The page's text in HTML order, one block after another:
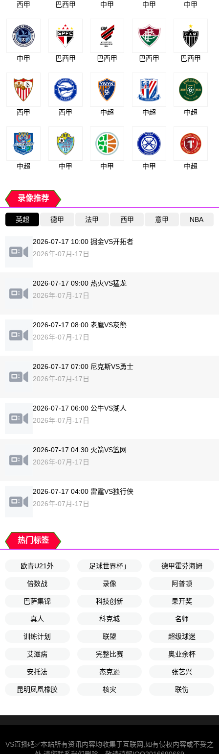
西甲 巴西甲 中甲 中甲 中甲
中甲 巴西甲 巴西甲 巴西甲 巴西甲
西甲 西甲 中超 中超 中超
中超 中甲 中甲 中甲 中超
录像推荐
英超 德甲 法甲 西甲 意甲 NBA
2026-07-17 10:00 掘金VS开拓者
2026年-07月-17日
2026-07-17 09:00 热火VS猛龙
2026年-07月-17日
2026-07-17 08:00 老鹰VS灰熊
2026年-07月-17日
2026-07-17 07:00 尼克斯VS勇士
2026年-07月-17日
2026-07-17 06:00 公牛VS湖人
2026年-07月-17日
2026-07-17 04:30 火箭VS篮网
2026年-07月-17日
2026-07-17 04:00 雷霆VS独行侠
2026年-07月-17日
热门标签
欧青U21外 足球世界杯」 德甲霍芬海姆
倍数战 录像 阿普顿
巴萨集锦 科技创新 果开奖
真人 科克城 名师
训练计划 联盟 超级球迷
艾滋病 完整比赛 奥业余杯
安托法 杰克逊 张艺兴
昆明凤凰橡胶 核灾 联伤
VS直播吧✅本站所有资讯内容均收集于互联网,如有侵权内容或不妥之